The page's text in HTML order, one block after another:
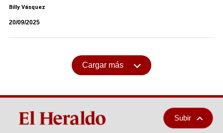
Billy Vásquez
20/09/2025
Cargar más
Subir